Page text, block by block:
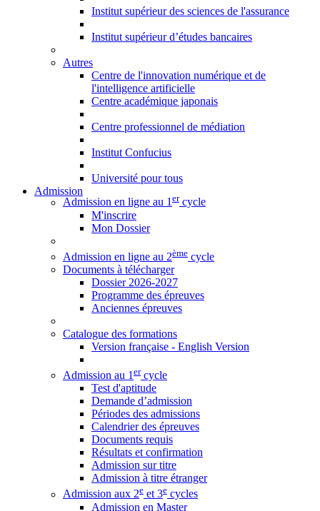
Institut supérieur des sciences de l'assurance
Institut supérieur d’études bancaires
Autres
Centre de l'innovation numérique et de
l'intelligence artificielle
Centre académique japonais
Centre professionnel de médiation
Institut Confucius
Université pour tous
Admission
Admission en ligne au 1ercycle
M'inscrire
Mon Dossier
Admission en ligne au 2ème cycle
Documents à télécharger
Dossier 2026-2027
Programme des épreuves
Anciennes épreuves
Catalogue des formations
Version française - English Version
Admission au 1 ercycle
Test d'aptitude
Demande d’admission
Périodes des admissions
Calendrier des épreuves
Documents requis
Résultats et confirmation
Admission sur titre
Admission à titre étranger
Admission aux 2e et 3e cycles
Admission en Master